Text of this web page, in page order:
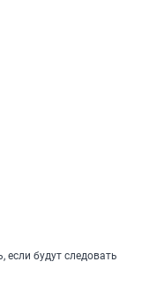
если будут следовать